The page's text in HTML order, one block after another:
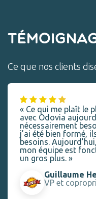
Ce que nos clients
« Ce qui me plaît le
avec Odovia
nécessairement
j’ai été bien formé,
besoins.
mon équipe est
un gros plus. »
Guillaume
VP et